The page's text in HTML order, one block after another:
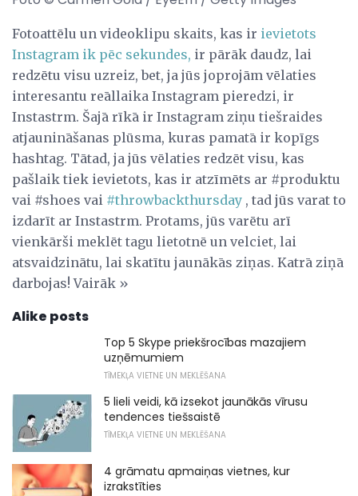
Fotoattēlu un videoklipu skaits, kas ir ievietots
Instagram ik pēc sekundes, ir pārāk daudz, lai
redzētu visu uzreiz, bet, ja jūs joprojām vēlaties
interesantu reāllaika Instagram pieredzi, ir
Instastrm. Šajā rīkā ir Instagram ziņu tiešraides
atjaunināšanas plūsma, kuras pamatā ir kopīgs
hashtag. Tātad, ja jūs vēlaties redzēt visu, kas
pašlaik tiek ievietots, kas ir atzīmēts ar #produktu
vai #shoes vai #throwbackthursday , tad jūs varat to
izdarīt ar Instastrm. Protams, jūs varētu arī
vienkārši meklēt tagu lietotnē un velciet, lai
atsvaidzinātu, lai skatītu jaunākās ziņas. Katrā ziņā
darbojas! Vairāk »
Alike posts
Top 5 Skype priekšrocības mazajiem
uzņēmumiem
TĪMEKĻA VIETNE UN MEKLĒŠANA
5 lieli veidi, kā izsekot jaunākās vīrusu
tendences tiešsaistē
TĪMEKĻA VIETNE UN MEKLĒŠANA
4 grāmatu apmaiņas vietnes, kur
izrakstīties